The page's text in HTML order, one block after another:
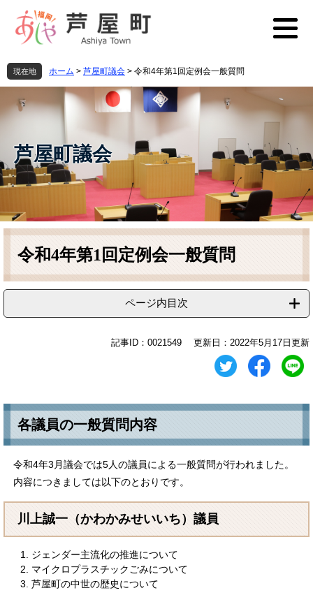
先
頭
す
を
飛
し
へ
現在地 ホーム > 芦屋町議会 > 令和4年第1回定例会一般質問
芦屋町議会
本
令和4年第1回定例会一般質問
ページ内目次
記事ID：0021549 更新日：2022年5月17日更新
各議員の一般質問内容
令和4年3月議会では5人の議員による一般質問が行われました。
内容につきましては以下のとおりです。
川上誠一（かわかみせいいち）議員
ジェンダー主流化の推進について
マイクロプラスチックごみについて
芦屋町の中世の歴史について